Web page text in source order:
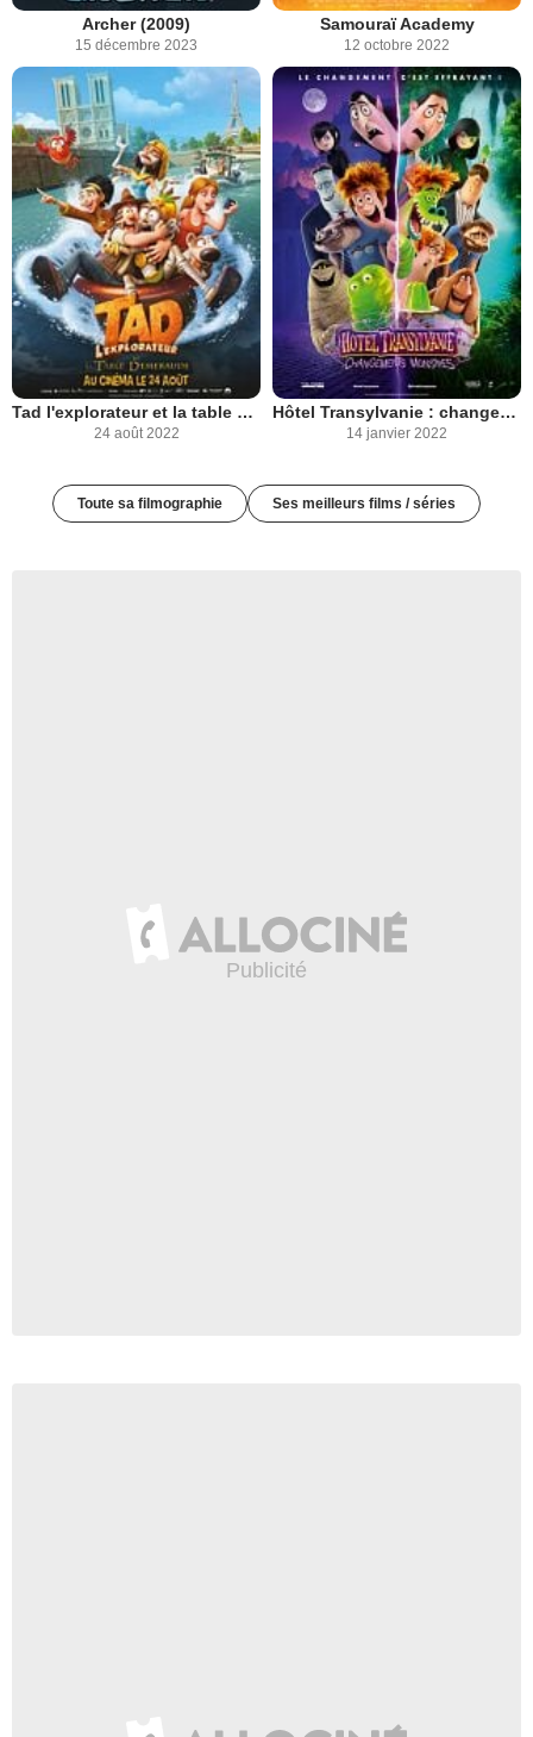
Archer (2009)
15 décembre 2023
Samouraï Academy
12 octobre 2022
Tad l'explorateur et la table d'émeraude
24 août 2022
Hôtel Transylvanie : changements monstres
14 janvier 2022
Toute sa filmographie Ses meilleurs films / séries